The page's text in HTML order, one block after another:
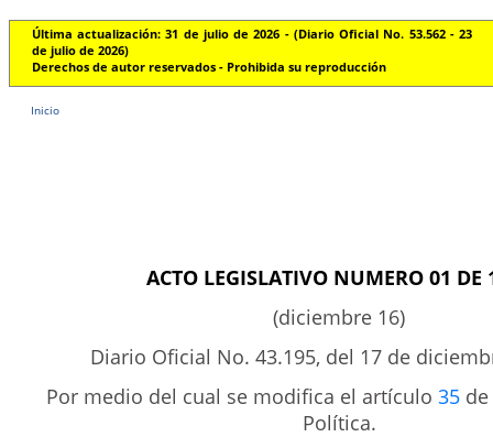
Última actualización: 31 de julio de 2026 - (Diario Oficial No. 53.562 - 23
de julio de 2026)
Derechos de autor reservados - Prohibida su reproducción
Inicio
ACTO LEGISLATIVO NUMERO 01 DE
(diciembre 16)
Diario Oficial No. 43.195, del 17 de
Por medio del cual se modifica el artículo 35de
Política.